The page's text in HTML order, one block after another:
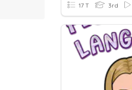
17 T 3rd